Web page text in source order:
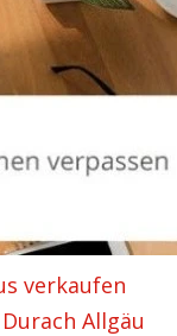
verkaufen
Allgäu